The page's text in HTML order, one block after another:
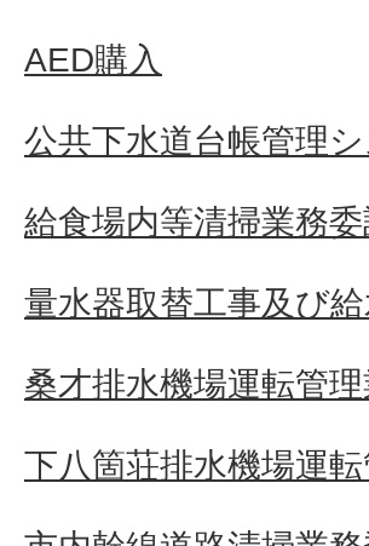
AED購入
公共下水道台帳管理
給食場内等清掃業務委
量水器取替工事及び
桑才排水機場運転管
下八箇荘排水機場運